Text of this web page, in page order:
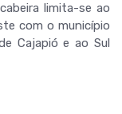
limita-se ao
com o município
Cajapió e ao Sul